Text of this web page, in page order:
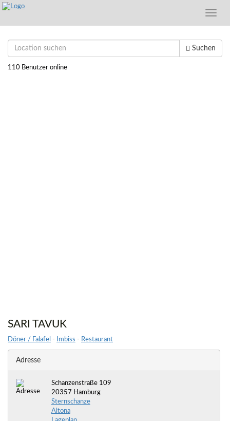
Toggle
Suchen
110 Benutzer online
SARI TAVUK
Döner / Falafel - Imbiss - Restaurant
Adresse
Schanzenstraße 109
20357 Hamburg
Sternschanze
Altona